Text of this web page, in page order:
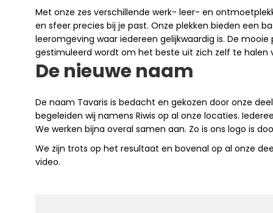
Met onze zes verschillende werk- leer- en
en sfeer precies bij je past. Onze plekken bieden een
leeromgeving waar iedereen gelijkwaardig is. De
gestimuleerd wordt om het beste uit zich zelf te
De nieuwe naam
De naam Tavaris is bedacht en gekozen door onze
begeleiden wij namens Riwis op al onze locaties.
We werken bijna overal samen aan. Zo is ons logo is
We zijn trots op het resultaat en bovenal op al onze
video.